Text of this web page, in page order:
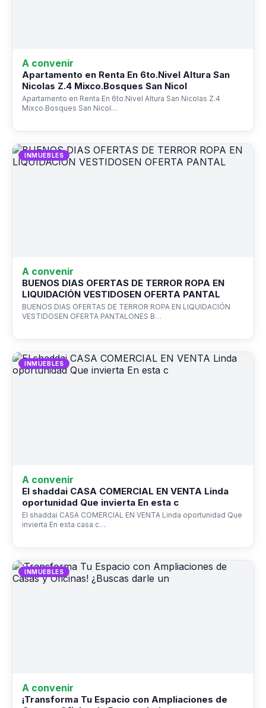
A convenir
Apartamento en Renta En 6to.Nivel Altura San
Nicolas Z.4 Mixco.Bosques San Nicol
Apartamento en Renta En 6to.Nivel Altura San Nicolas Z.4
Mixco.Bosques San Nicol…
INMUEBLES
A convenir
BUENOS DIAS OFERTAS DE TERROR ROPA EN
LIQUIDACIÓN VESTIDOSEN OFERTA PANTAL
BUENOS DIAS OFERTAS DE TERROR ROPA EN LIQUIDACIÓN
VESTIDOSEN OFERTA PANTALONES B…
INMUEBLES
A convenir
El shaddai CASA COMERCIAL EN VENTA Linda
oportunidad Que invierta En esta c
El shaddai CASA COMERCIAL EN VENTA Linda oportunidad Que
invierta En esta casa c…
INMUEBLES
A convenir
¡Transforma Tu Espacio con Ampliaciones de